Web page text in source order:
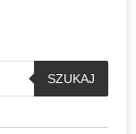
SZUKAJ